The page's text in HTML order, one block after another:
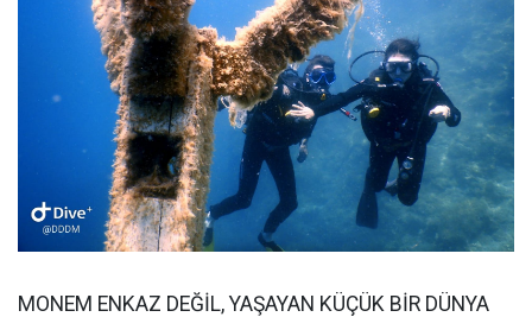
MONEM ENKAZ DEĞİL, YAŞAYAN KÜÇÜK BİR DÜNYA